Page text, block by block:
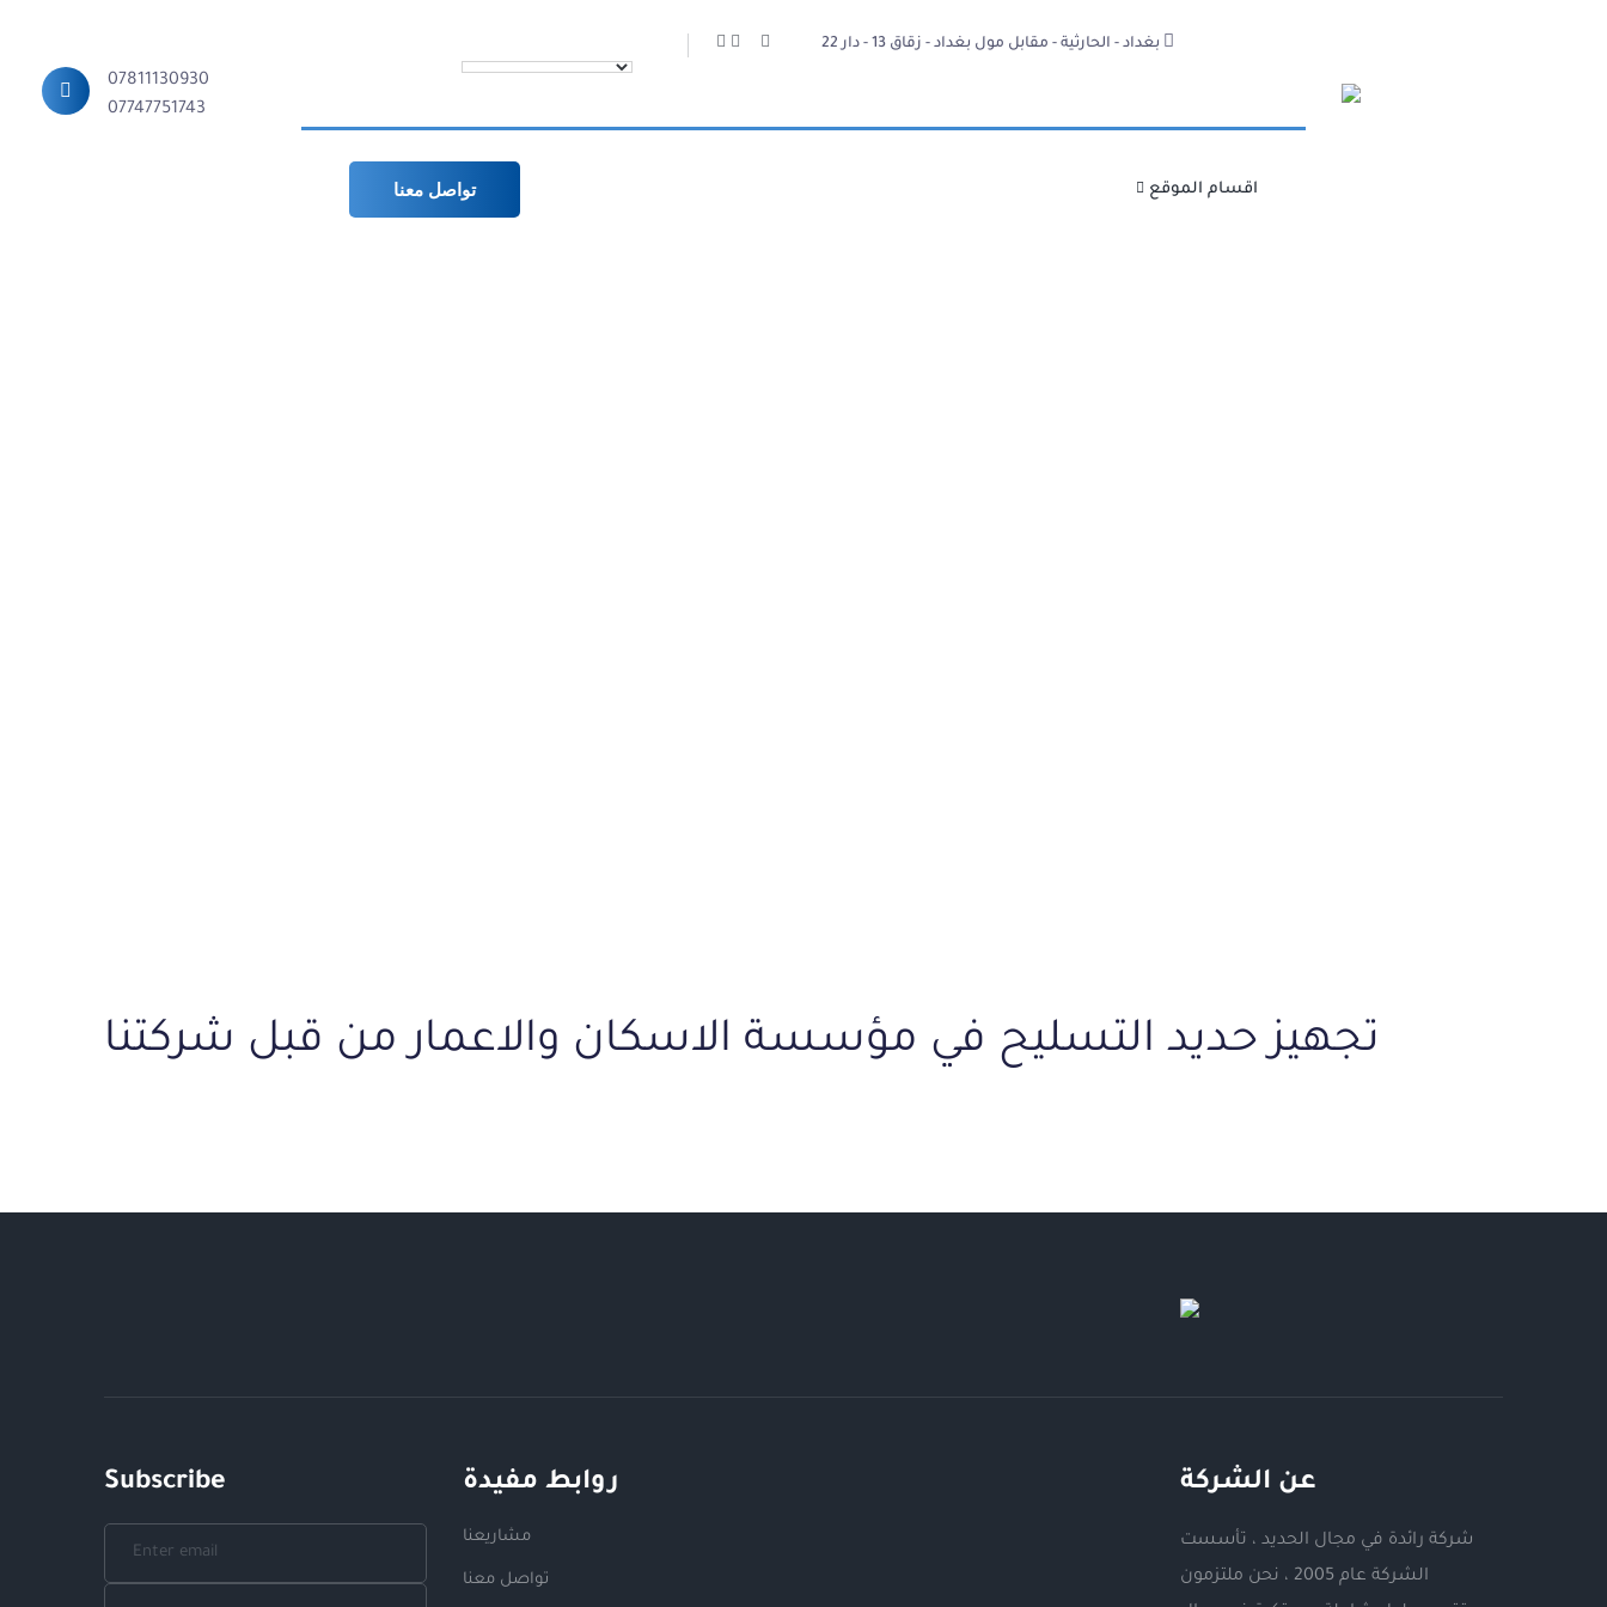
بغداد - الحارثية - مقابل مول بغداد - زقاق 13 - دار 22
اقسام الموقع تواصل معنا
07811130930
07747751743
تجهيز حديد التسليح في مؤسسة الاسكان والاعمار من قبل شركتنا
عن الشركة
شركة رائدة في مجال الحديد ، تأسست
الشركة عام 2005 ، نحن ملتزمون
روابط مفيدة
مشاريعنا
تواصل معنا
Subscribe